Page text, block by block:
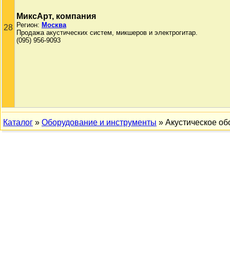
28
МиксАрт, компания
Регион: Москва
Продажа акустических систем, микшеров и электрогитар.
(095) 956-9093
Каталог » Оборудование и инструменты » Акустическое